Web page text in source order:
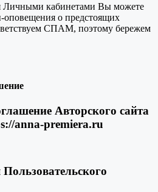
Личными кабинетами Вы можете
оповещения о предстоящих
СПАМ, поэтому бережем
Авторского сайта
anna-premiera.ru